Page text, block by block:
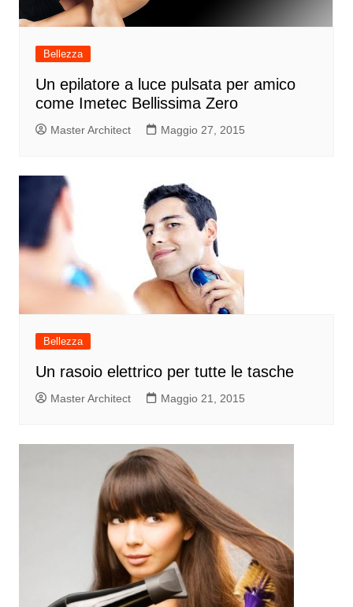
Bellezza
Un epilatore a luce pulsata per amico
come Imetec Bellissima Zero
Master Architect Maggio 27, 2015
Bellezza
Un rasoio elettrico per tutte le tasche
Master Architect Maggio 21, 2015